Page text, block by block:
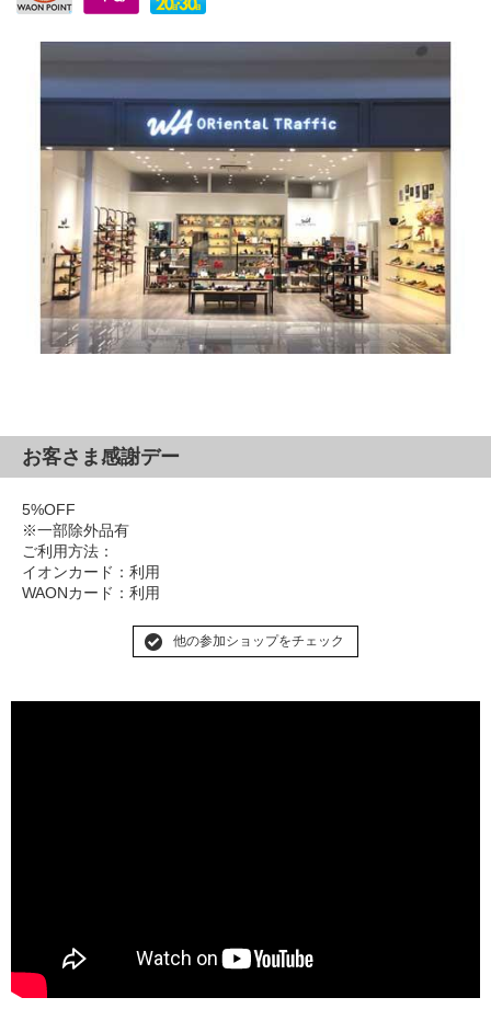
お客さま感謝デー
5%OFF
※一部除外品有
ご利用方法：
イオンカード：利用
WAONカード：利用
他の参加ショップをチェック